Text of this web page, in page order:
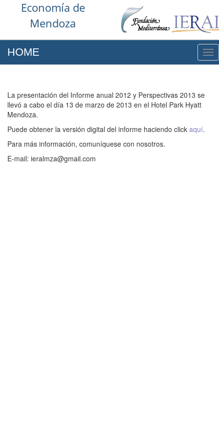
Economía de
Mendoza
HOME
La presentación del Informe anual 2012 y Perspectivas 2013 se
llevó a cabo el día 13 de marzo de 2013 en el Hotel Park Hyatt
Mendoza.
Puede obtener la versión digital del informe haciendo click aquí.
Para más información, comuníquese con nosotros.
E-mail: ieralmza@gmail.com